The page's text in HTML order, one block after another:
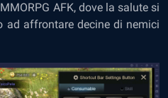
AFK, dove la salute si
ad affrontare decine di nemici